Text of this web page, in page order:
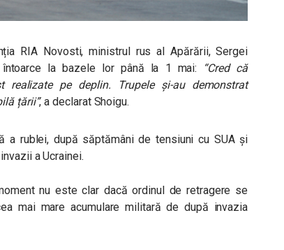
RIA Novosti, ministrul rus al Apărării, Sergei
la bazele lor până la 1 mai:
“Cred că
realizate pe deplin. Trupele și-au demonstrat
țării”, a declarat Shoigu.
a rublei, după săptămâni de tensiuni cu SUA și
a Ucrainei.
nu este clar dacă ordinul de retragere se
mai mare acumulare militară de după invazia